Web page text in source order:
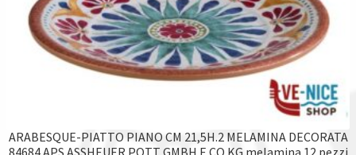
ARABESQUE-PIATTO PIANO CM 21,5H.2 MELAMINA DECORATA